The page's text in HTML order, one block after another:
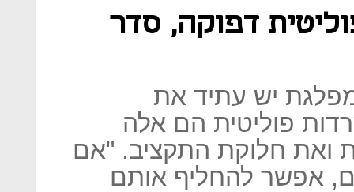
דפוקה, סדר
מפלגת יש עתיד את
פוליטית הם אלה
ואת חלוקת התקציב. "אם
אפשר להחליף אותם